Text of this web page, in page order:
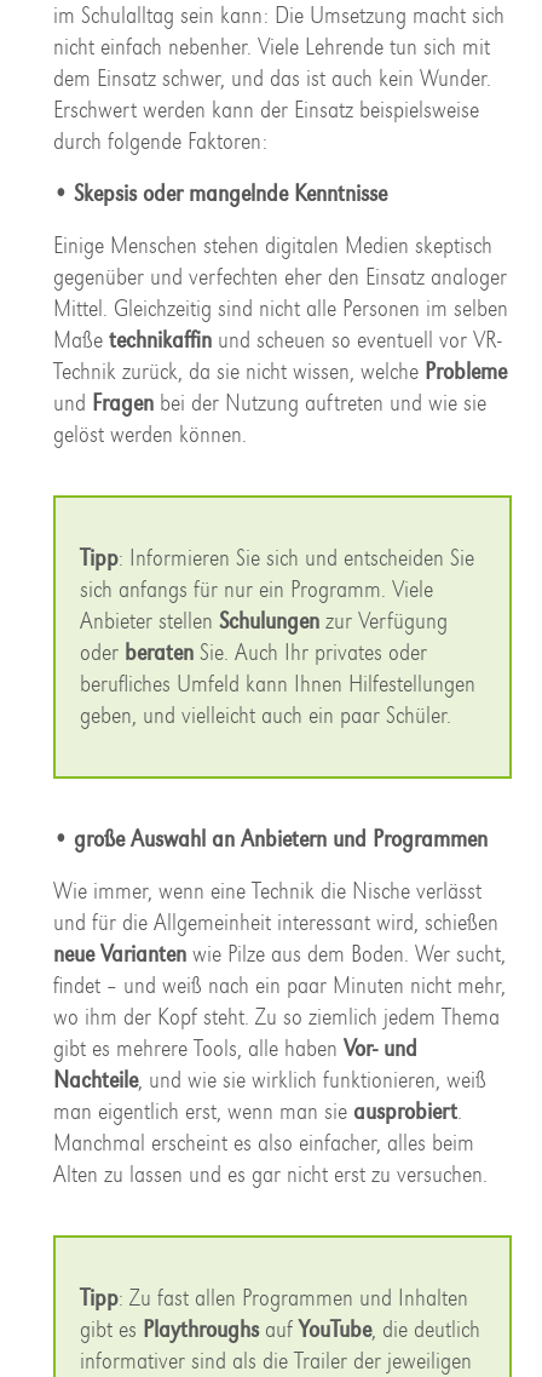
im Schulalltag sein kann: Die Umsetzung macht sich
nicht einfach nebenher. Viele Lehrende tun sich mit
dem Einsatz schwer, und das ist auch kein Wunder.
Erschwert werden kann der Einsatz beispielsweise
durch folgende Faktoren:
• Skepsis oder mangelnde Kenntnisse
Einige Menschen stehen digitalen Medien skeptisch
gegenüber und verfechten eher den Einsatz analoger
Mittel. Gleichzeitig sind nicht alle Personen im selben
Maße technikaffinund scheuen so eventuell vor VR-
Technik zurück, da sie nicht wissen, welche Probleme
und Fragenbei der Nutzung auftreten und wie sie
gelöst werden können.
Tipp: Informieren Sie sich und entscheiden Sie
sich anfangs für nur ein Programm. Viele
Anbieter stellen Schulungenzur Verfügung
oder beratenSie. Auch Ihr privates oder
berufliches Umfeld kann Ihnen Hilfestellungen
geben, und vielleicht auch ein paar Schüler.
• große Auswahl an Anbietern und Programmen
Wie immer, wenn eine Technik die Nische verlässt
und für die Allgemeinheit interessant wird, schießen
neue Variantenwie Pilze aus dem Boden. Wer sucht,
findet – und weiß nach ein paar Minuten nicht mehr,
wo ihm der Kopf steht. Zu so ziemlich jedem Thema
gibt es mehrere Tools, alle haben Vor- und
Nachteile, und wie sie wirklich funktionieren, weiß
man eigentlich erst, wenn man sie ausprobiert.
Manchmal erscheint es also einfacher, alles beim
Alten zu lassen und es gar nicht erst zu versuchen.
Tipp: Zu fast allen Programmen und Inhalten
gibt es PlaythroughsaufYouTube, die deutlich
informativer sind als die Trailer der jeweiligen